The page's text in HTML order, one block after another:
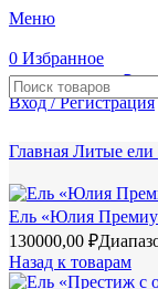
Меню
0 Избранное
0элемент 0,00₽
Вход / Регистрация
Главная Литые ели
Ель «Юлия
130000,00 ₽
Назад к товарам